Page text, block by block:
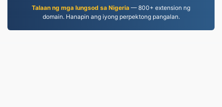
Talaan ng mga lungsod sa Nigeria — 800+ extension ng
domain. Hanapin ang iyong perpektong pangalan.